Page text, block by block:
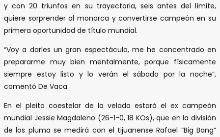
y con 20 triunfos en su trayectoria, seis antes del límite,
quiere sorprender al monarca y convertirse campeón en su
primera oportunidad de título mundial.
“Voy a darles un gran espectáculo, me he concentrado en
prepararme muy bien mentalmente, porque físicamente
siempre estoy listo y lo verán el sábado por la noche”,
comentó De Vaca.
En el pleito coestelar de la velada estará el ex campeón
mundial Jessie Magdaleno (26-1-0, 18 KOs), que en la división
de los pluma se medirá con el tijuanense Rafael “Big Bang”